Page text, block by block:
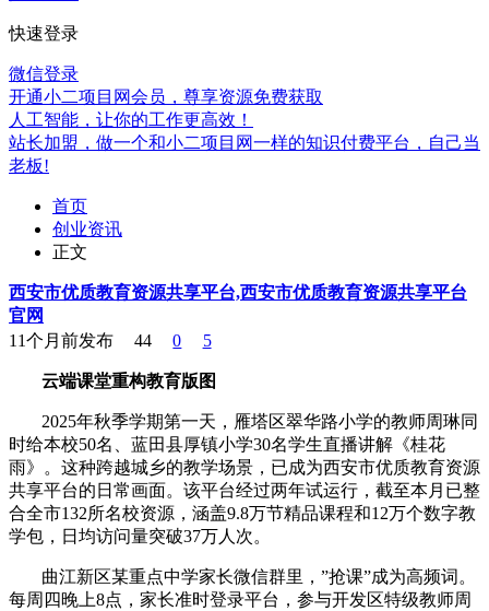
快速登录
微信登录
开通小二项目网会员，尊享资源免费获取
人工智能，让你的工作更高效！
站长加盟，做一个和小二项目网一样的知识付费平台，自己当
老板!
首页
创业资讯
正文
西安市优质教育资源共享平台,西安市优质教育资源共享平台
官网
11个月前发布
44 0 5
云端课堂重构教育版图
2025年秋季学期第一天，雁塔区翠华路小学的教师周琳同
时给本校50名、蓝田县厚镇小学30名学生直播讲解《桂花
雨》。这种跨越城乡的教学场景，已成为西安市优质教育资源
共享平台的日常画面。该平台经过两年试运行，截至本月已整
合全市132所名校资源，涵盖9.8万节精品课程和12万个数字教
学包，日均访问量突破37万人次。
曲江新区某重点中学家长微信群里，”抢课”成为高频词。
每周四晚上8点，家长准时登录平台，参与开发区特级教师周